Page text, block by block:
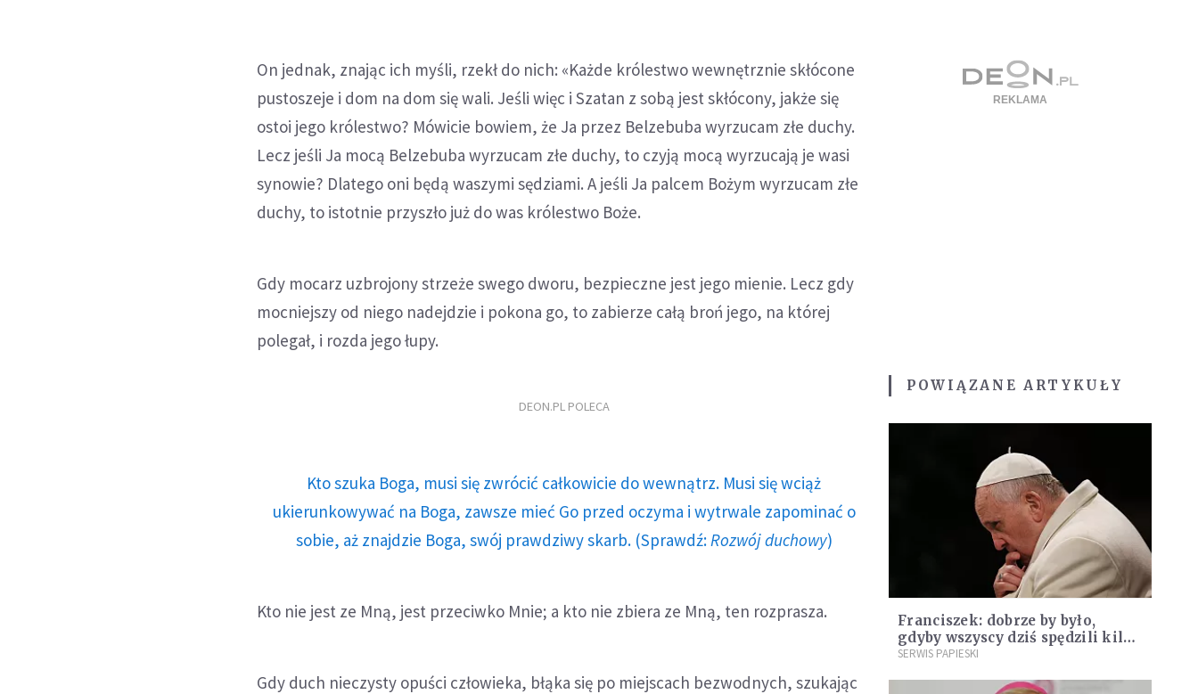
On jednak, znając ich myśli, rzekł do nich: «Każde królestwo wewnętrznie skłócone
pustoszeje i dom na dom się wali. Jeśli więc i Szatan z sobą jest skłócony, jakże się
ostoi jego królestwo? Mówicie bowiem, że Ja przez Belzebuba wyrzucam złe duchy.
Lecz jeśli Ja mocą Belzebuba wyrzucam złe duchy, to czyją mocą wyrzucają je wasi
synowie? Dlatego oni będą waszymi sędziami. A jeśli Ja palcem Bożym wyrzucam złe
duchy, to istotnie przyszło już do was królestwo Boże.
Gdy mocarz uzbrojony strzeże swego dworu, bezpieczne jest jego mienie. Lecz gdy
mocniejszy od niego nadejdzie i pokona go, to zabierze całą broń jego, na której
polegał, i rozda jego łupy.
DEON.PL POLECA
Kto szuka Boga, musi się zwrócić całkowicie do wewnątrz. Musi się wciąż
ukierunkowywać na Boga, zawsze mieć Go przed oczyma i wytrwale zapominać o
sobie, aż znajdzie Boga, swój prawdziwy skarb. (Sprawdź: Rozwój duchowy)
Kto nie jest ze Mną, jest przeciwko Mnie; a kto nie zbiera ze Mną, ten rozprasza.
Gdy duch nieczysty opuści człowieka, błąka się po miejscach bezwodnych, szukając
POWIĄZANE ARTYKUŁY
Franciszek: dobrze by było,
gdyby wszyscy dziś spędzili kilka
minut przed krzyżem
SERWIS PAPIESKI